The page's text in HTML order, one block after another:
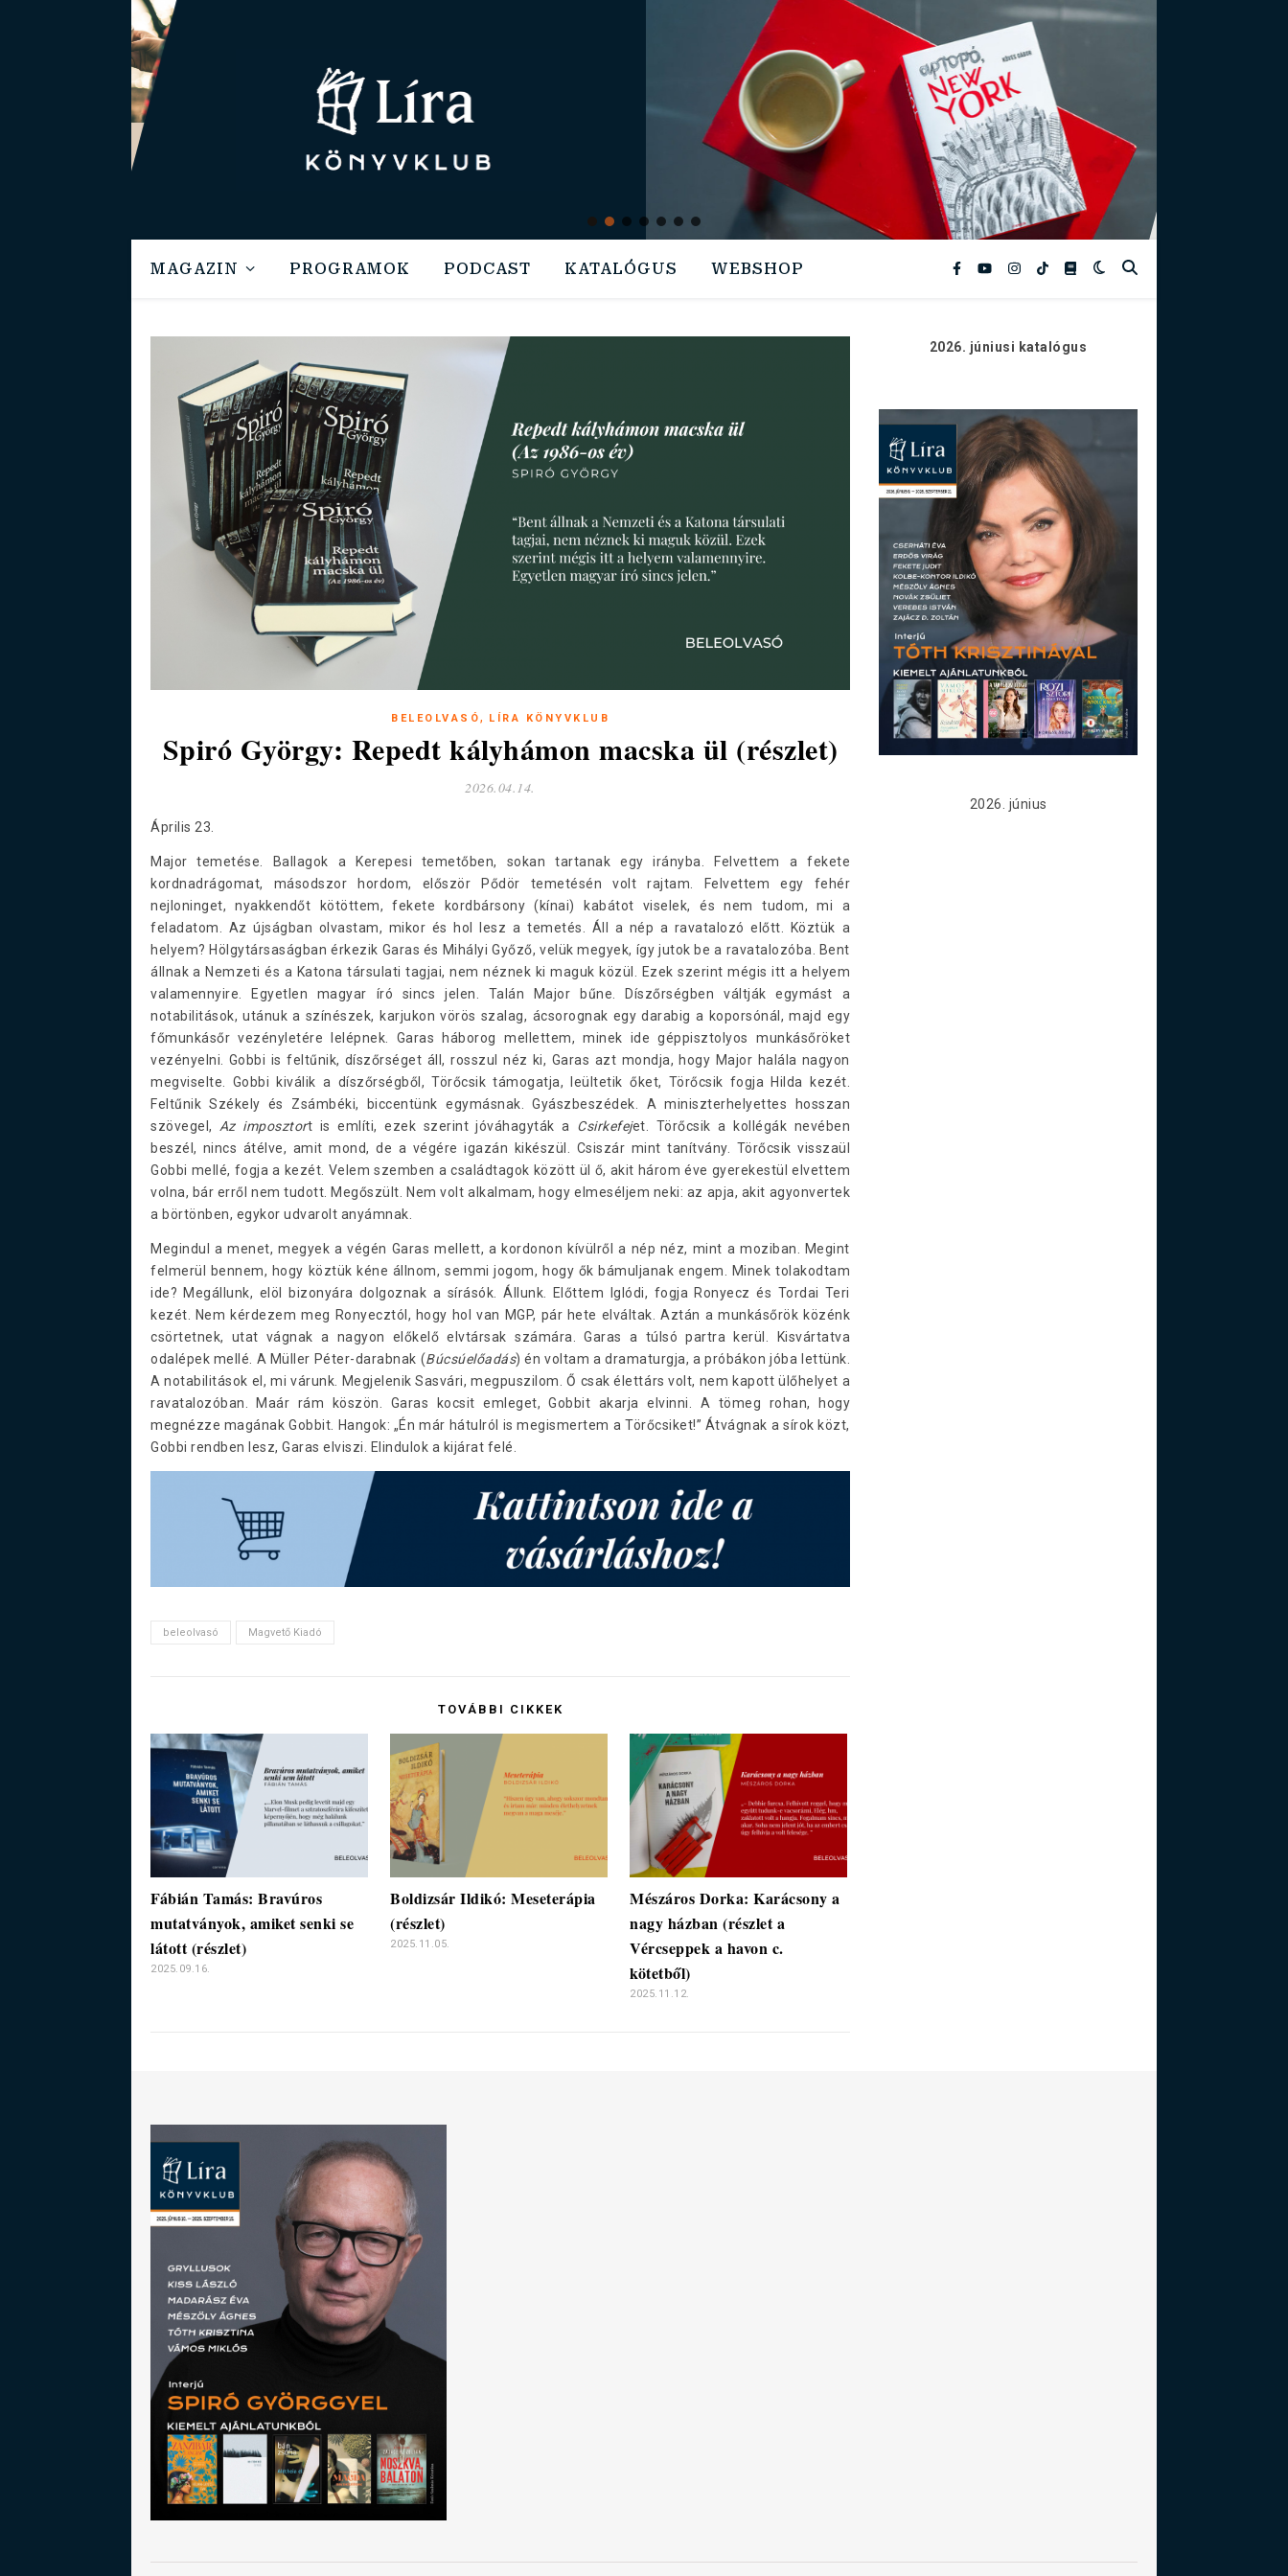
MAGAZIN PROGRAMOK PODCAST KATALÓGUS WEBSHOP
BELEOLVASÓ, LÍRA KÖNYVKLUB
Spiró György: Repedt kályhámon macska ül (részlet)
2026.04.14.
Április 23.
Major temetése. Ballagok a Kerepesi temetőben, sokan tartanak egy irányba. Felvettem a fekete
kordnadrágomat, másodszor hordom, először Pődör temetésén volt rajtam. Felvettem egy fehér
nejloninget, nyakkendőt kötöttem, fekete kordbársony (kínai) kabátot viselek, és nem tudom, mi a
feladatom. Az újságban olvastam, mikor és hol lesz a temetés. Áll a nép a ravatalozó előtt. Köztük a
helyem? Hölgytársaságban érkezik Garas és Mihályi Győző, velük megyek, így jutok be a ravatalozóba. Bent
állnak a Nemzeti és a Katona társulati tagjai, nem néznek ki maguk közül. Ezek szerint mégis itt a helyem
valamennyire. Egyetlen magyar író sincs jelen. Talán Major bűne. Díszőrségben váltják egymást a
notabilitások, utánuk a színészek, karjukon vörös szalag, ácsorognak egy darabig a koporsónál, majd egy
főmunkásőr vezényletére lelépnek. Garas háborog mellettem, minek ide géppisztolyos munkásőröket
vezényelni. Gobbi is feltűnik, díszőrséget áll, rosszul néz ki, Garas azt mondja, hogy Major halála nagyon
megviselte. Gobbi kiválik a díszőrségből, Törőcsik támogatja, leültetik őket, Törőcsik fogja Hilda kezét.
Feltűnik Székely és Zsámbéki, biccentünk egymásnak. Gyászbeszédek. A miniszterhelyettes hosszan
szövegel, Az imposztort is említi, ezek szerint jóváhagyták a Csirkefejet. Törőcsik a kollégák nevében
beszél, nincs átélve, amit mond, de a végére igazán kikészül. Csiszár mint tanítvány. Törőcsik visszaül
Gobbi mellé, fogja a kezét. Velem szemben a családtagok között ül ő, akit három éve gyerekestül elvettem
volna, bár erről nem tudott. Megőszült. Nem volt alkalmam, hogy elmeséljem neki: az apja, akit agyonvertek
a börtönben, egykor udvarolt anyámnak.
Megindul a menet, megyek a végén Garas mellett, a kordonon kívülről a nép néz, mint a moziban. Megint
felmerül bennem, hogy köztük kéne állnom, semmi jogom, hogy ők bámuljanak engem. Minek tolakodtam
ide? Megállunk, elöl bizonyára dolgoznak a sírásók. Állunk. Előttem Iglódi, fogja Ronyecz és Tordai Teri
kezét. Nem kérdezem meg Ronyecztól, hogy hol van MGP, pár hete elváltak. Aztán a munkásőrök közénk
csörtetnek, utat vágnak a nagyon előkelő elvtársak számára. Garas a túlsó partra kerül. Kisvártatva
odalépek mellé. A Müller Péter-darabnak (Búcsúelőadás) én voltam a dramaturgja, a próbákon jóba lettünk.
A notabilitások el, mi várunk. Megjelenik Sasvári, megpuszilom. Ő csak élettárs volt, nem kapott ülőhelyet a
ravatalozóban. Maár rám köszön. Garas kocsit emleget, Gobbit akarja elvinni. A tömeg rohan, hogy
megnézze magának Gobbit. Hangok: „Én már hátulról is megismertem a Törőcsiket!” Átvágnak a sírok közt,
Gobbi rendben lesz, Garas elviszi. Elindulok a kijárat felé.
beleolvasó Magvető Kiadó
TOVÁBBI CIKKEK
Fábián Tamás: Bravúros
mutatványok, amiket senki se
látott (részlet)
2025.09.16.
Boldizsár Ildikó: Meseterápia
(részlet)
2025.11.05.
Mészáros Dorka: Karácsony a
nagy házban (részlet a
Vércseppek a havon c.
kötetből)
2025.11.12.
2026. júniusi katalógus
2026. június